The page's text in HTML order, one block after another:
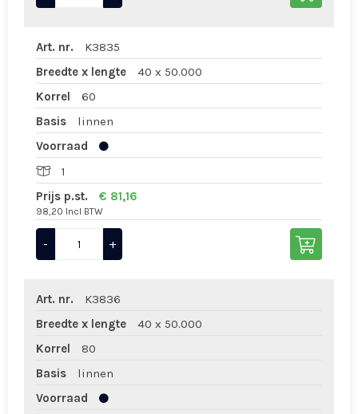
Art. nr.
K3835
Breedte x lengte
40 x 50.000
Korrel
60
Basis
linnen
Voorraad
1
Prijs p.st.
€ 81,16
98,20 Incl BTW
- +
Art. nr.
K3836
Breedte x lengte
40 x 50.000
Korrel
80
Basis
linnen
Voorraad